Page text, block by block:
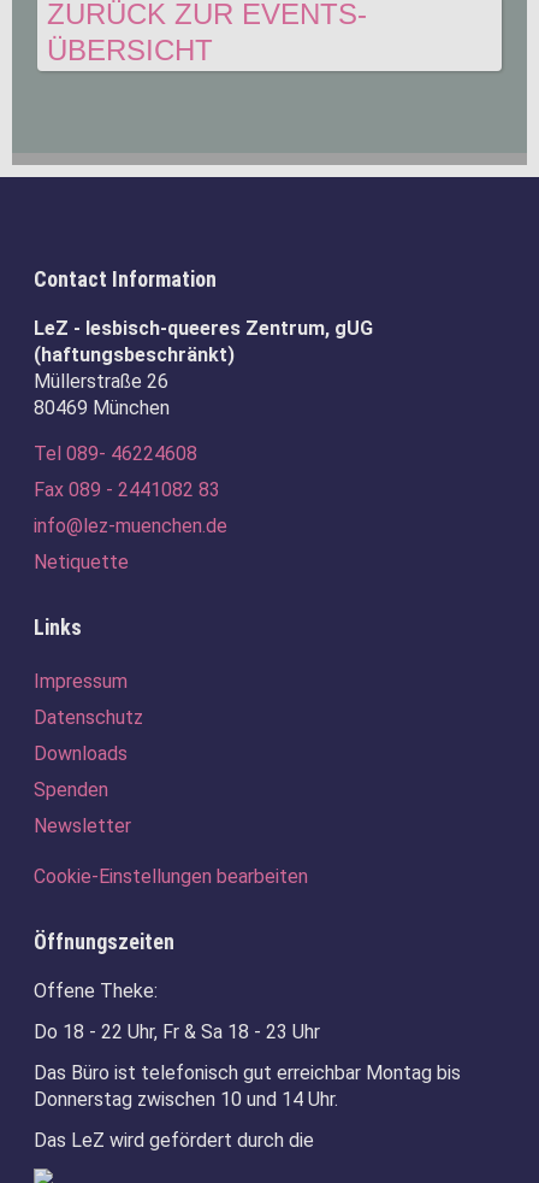
ZURÜCK ZUR EVENTS-
ÜBERSICHT
Contact Information
LeZ - lesbisch-queeres Zentrum, gUG
(haftungsbeschränkt)
Müllerstraße 26
80469 München
Tel 089- 46224608
Fax 089 - 2441082 83
info@lez-muenchen.de
Netiquette
Links
Navigation
überspringen
Impressum
Datenschutz
Downloads
Spenden
Newsletter
Cookie-Einstellungen bearbeiten
Öffnungszeiten
Offene Theke:
Do 18 - 22 Uhr, Fr & Sa 18 - 23 Uhr
Das Büro ist telefonisch gut erreichbar Montag bis
Donnerstag zwischen 10 und 14 Uhr.
Das LeZ wird gefördert durch die